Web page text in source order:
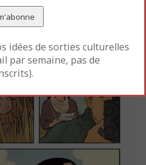
idées de sorties culturelles
par semaine, pas de